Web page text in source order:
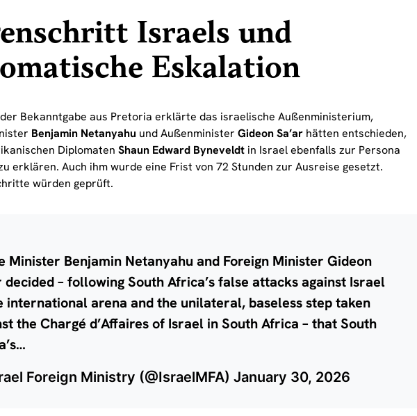
Israels und
Eskalation
Bekanntgabe aus Pretoria erklärte das israelische Außenministerium,
Benjamin Netanyahu und Außenminister Gideon Sa’ar hätten entschieden,
Diplomaten Shaun Edward Byneveldt in Israel ebenfalls zur Persona
erklären. Auch ihm wurde eine Frist von 72 Stunden zur Ausreise gesetzt.
würden geprüft.
Minister Benjamin Netanyahu and Foreign Minister Gideon
decided – following South Africa’s false attacks against Israel
international arena and the unilateral, baseless step taken
the Chargé d’Affaires of Israel in South Africa – that South
Foreign Ministry (@IsraelMFA) January 30, 2026